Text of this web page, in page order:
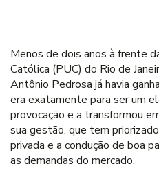
Menos de dois anos à frente
Católica (PUC) do Rio de
Antônio Pedrosa já havia
era exatamente para ser um
provocação e a transformou
sua gestão, que tem
privada e a condução de boa
as demandas do mercado.